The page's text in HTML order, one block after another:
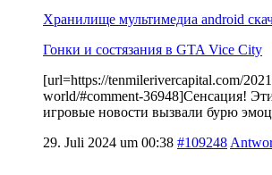
Хранилище мультимедиа android
Гонки и состязания в GTA Vice City
[url=https://tenmilerivercapital.com/
world/#comment-36948]Сенсация!
игровые новости вызвали бурю
29. Juli 2024 um 00:38 #109248